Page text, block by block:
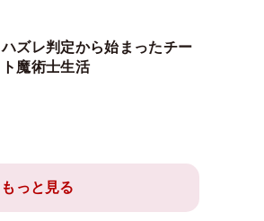
ハズレ判定から始まったチー
ト魔術士生活
もっと見る